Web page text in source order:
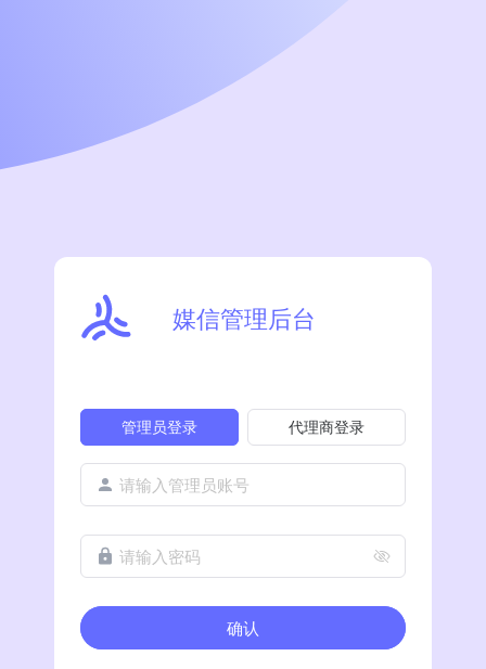
媒信管理后台
管理员登录 代理商登录
请输入管理员账号
请输入密码
确认